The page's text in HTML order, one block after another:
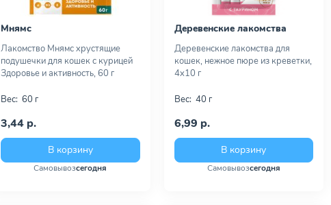
Мнямс
Лакомство Мнямс хрустящие
подушечки для кошек с курицей
Здоровье и активность, 60 г
Вес: 60 г
3,44 р.
В корзину
Самовывозсегодня
Деревенские лакомства
Деревенские лакомства для
кошек, нежное пюре из креветки,
4х10 г
Вес: 40 г
6,99 р.
В корзину
Самовывозсегодня